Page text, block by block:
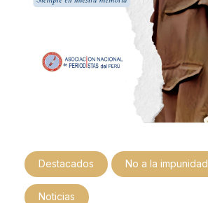
Destacados No a la impunidad
Noticias